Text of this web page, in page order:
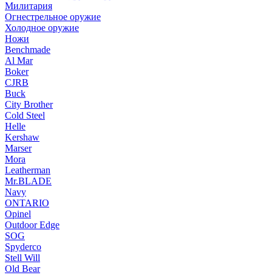
Милитария
Огнестрельное оружие
Холодное оружие
Ножи
Benchmade
Al Mar
Boker
CJRB
Buck
City Brother
Cold Steel
Helle
Kershaw
Marser
Mora
Leatherman
Mr.BLADE
Navy
ONTARIO
Opinel
Outdoor Edge
SOG
Spyderco
Stell Will
Old Bear